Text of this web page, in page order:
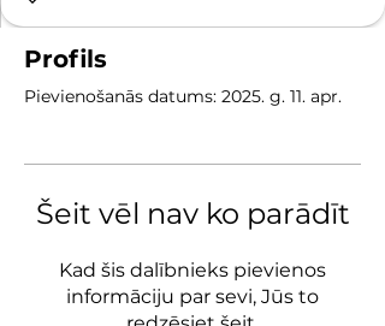
Profils
Pievienošanās datums: 2025. g. 11. apr.
Šeit vēl nav ko parādīt
Kad šis dalībnieks pievienos
informāciju par sevi, Jūs to